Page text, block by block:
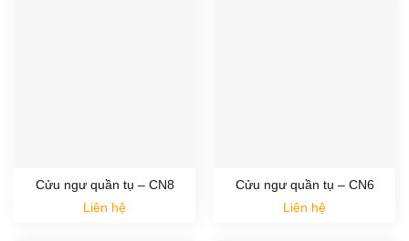
Cửu ngư quần tụ – CN8
Liên hệ
Cửu ngư quần tụ – CN6
Liên hệ